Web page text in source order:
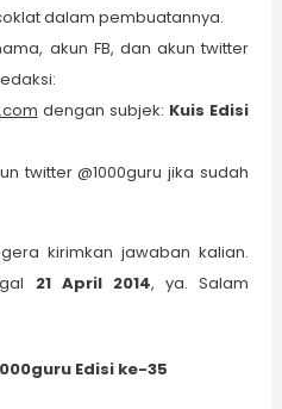
dalam pembuatannya.
akun FB, dan akun twitter
dengan subjek: Kuis Edisi
twitter @1000guru jika sudah
kirimkan jawaban kalian.
21 April 2014, ya. Salam
Edisi ke-35